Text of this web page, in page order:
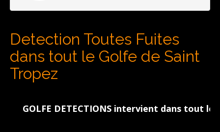
Detection Toutes Fuites
dans tout le Golfe de Saint
Tropez
GOLFE DETECTIONS intervient dans tout le